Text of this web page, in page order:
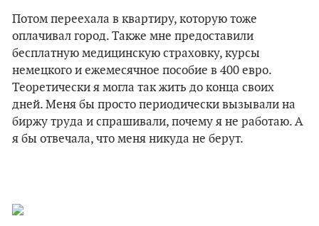
Потом переехала в квартиру, которую тоже
оплачивал город. Также мне предоставили
бесплатную медицинскую страховку, курсы
немецкого и ежемесячное пособие в 400 евро.
Теоретически я могла так жить до конца своих
дней. Меня бы просто периодически вызывали на
биржу труда и спрашивали, почему я не работаю. А
я бы отвечала, что меня никуда не берут.